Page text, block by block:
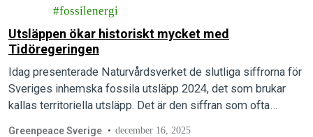
fossilenergi
Utsläppen ökar historiskt mycket med
Tidöregeringen
Idag presenterade Naturvårdsverket de slutliga siffrorna för
Sveriges inhemska fossila utsläpp 2024, det som brukar
kallas territoriella utsläpp. Det är den siffran som ofta
Greenpeace Sverige december 16, 2025